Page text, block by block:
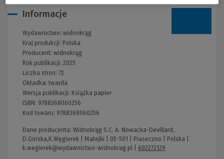
Informacje
Wydawnictwo: widnokrąg
Kraj produkcji: Polska
Producent: widnokrąg
Rok publikacji: 2025
Liczba stron: 72
Okładka:twarda
Wersja publikacji: Książka papier
ISBN: 9788368060256
Kod towaru: 9788368060256
Dane producenta: Widnokrąg S.C. A. Nowacka-Devillard,
D.Górska,K.Węgierek | Matejki | 05-501 | Piaseczno | Polska |
k.wegierek@wydawnictwo-widnokrag.pl
602272129